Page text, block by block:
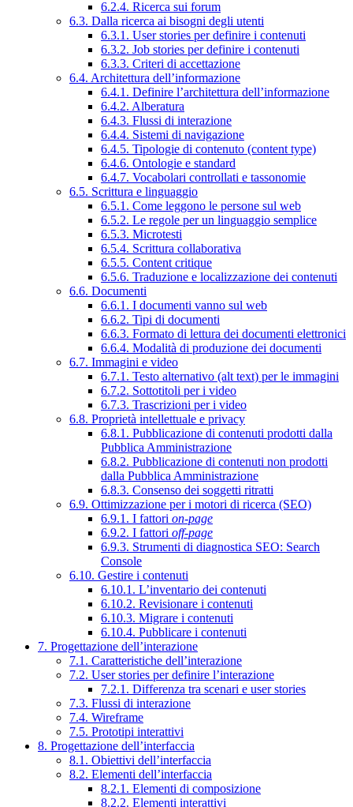
6.2.4. Ricerca sui forum
6.3. Dalla ricerca ai bisogni degli utenti
6.3.1. User stories per definire i contenuti
6.3.2. Job stories per definire i contenuti
6.3.3. Criteri di accettazione
6.4. Architettura dell’informazione
6.4.1. Definire l’architettura dell’informazione
6.4.2. Alberatura
6.4.3. Flussi di interazione
6.4.4. Sistemi di navigazione
6.4.5. Tipologie di contenuto (content type)
6.4.6. Ontologie e standard
6.4.7. Vocabolari controllati e tassonomie
6.5. Scrittura e linguaggio
6.5.1. Come leggono le persone sul web
6.5.2. Le regole per un linguaggio semplice
6.5.3. Microtesti
6.5.4. Scrittura collaborativa
6.5.5. Content critique
6.5.6. Traduzione e localizzazione dei contenuti
6.6. Documenti
6.6.1. I documenti vanno sul web
6.6.2. Tipi di documenti
6.6.3. Formato di lettura dei documenti elettronici
6.6.4. Modalità di produzione dei documenti
6.7. Immagini e video
6.7.1. Testo alternativo (alt text) per le immagini
6.7.2. Sottotitoli per i video
6.7.3. Trascrizioni per i video
6.8. Proprietà intellettuale e privacy
6.8.1. Pubblicazione di contenuti prodotti dalla
Pubblica Amministrazione
6.8.2. Pubblicazione di contenuti non prodotti
dalla Pubblica Amministrazione
6.8.3. Consenso dei soggetti ritratti
6.9. Ottimizzazione per i motori di ricerca (SEO)
6.9.1. I fattori on-page
6.9.2. I fattori off-page
6.9.3. Strumenti di diagnostica SEO: Search
Console
6.10. Gestire i contenuti
6.10.1. L’inventario dei contenuti
6.10.2. Revisionare i contenuti
6.10.3. Migrare i contenuti
6.10.4. Pubblicare i contenuti
7. Progettazione dell’interazione
7.1. Caratteristiche dell’interazione
7.2. User stories per definire l’interazione
7.2.1. Differenza tra scenari e user stories
7.3. Flussi di interazione
7.4. Wireframe
7.5. Prototipi interattivi
8. Progettazione dell’interfaccia
8.1. Obiettivi dell’interfaccia
8.2. Elementi dell’interfaccia
8.2.1. Elementi di composizione
8.2.2. Elementi interattivi